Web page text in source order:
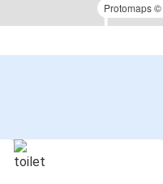
Protomaps©